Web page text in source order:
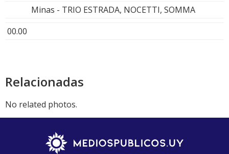
Minas - TRIO ESTRADA, NOCETTI, SOMMA
00.00
Relacionadas
No related photos.